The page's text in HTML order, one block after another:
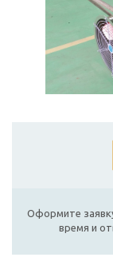
Оформите
время и